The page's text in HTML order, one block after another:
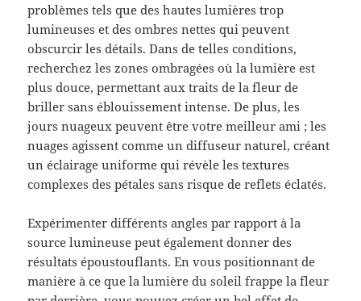
problèmes tels que des hautes lumières trop
lumineuses et des ombres nettes qui peuvent
obscurcir les détails. Dans de telles conditions,
recherchez les zones ombragées où la lumière est
plus douce, permettant aux traits de la fleur de
briller sans éblouissement intense. De plus, les
jours nuageux peuvent être votre meilleur ami ; les
nuages ​​agissent comme un diffuseur naturel, créant
un éclairage uniforme qui révèle les textures
complexes des pétales sans risque de reflets éclatés.
Expérimenter différents angles par rapport à la
source lumineuse peut également donner des
résultats époustouflants. En vous positionnant de
manière à ce que la lumière du soleil frappe la fleur